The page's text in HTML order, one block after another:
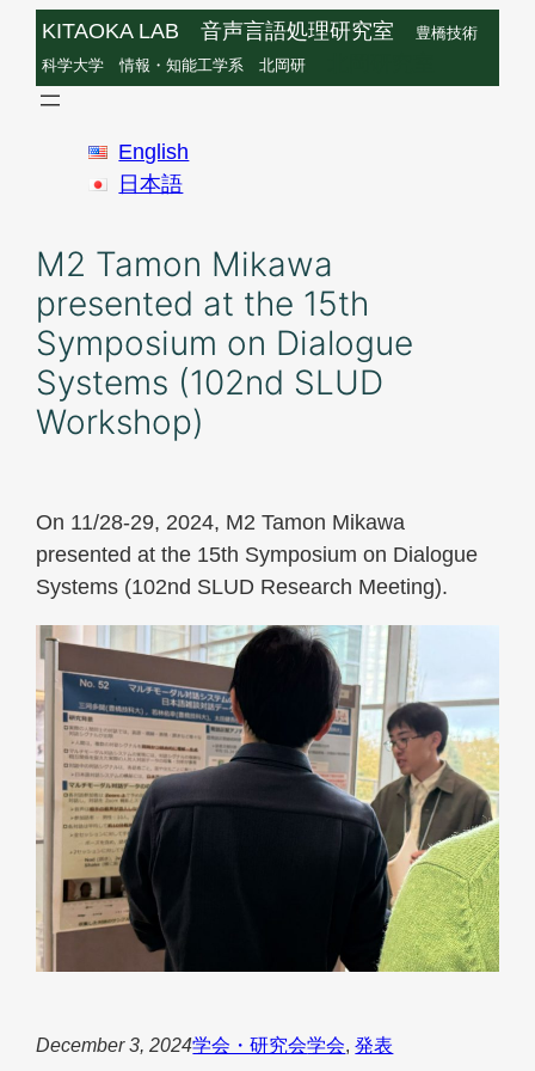
Skip
content
KITAOKA LAB 音声言語処理研究室
豊橋技術
科学大学 情報・知能工学系 北岡研
English
日本語
M2 Tamon Mikawa
presented at the 15th
Symposium on Dialogue
Systems (102nd SLUD
Workshop)
On 11/28-29, 2024, M2 Tamon Mikawa
presented at the 15th Symposium on Dialogue
Systems (102nd SLUD Research Meeting).
December 3, 2024学会・研究会学会, 発表